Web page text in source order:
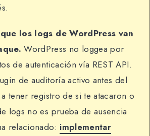
los logs de WordPress van
WordPress no loggea por
de autenticación vía REST API.
de auditoría activo antes del
tener registro de si te atacaron o
logs no es prueba de ausencia
relacionado: implementar